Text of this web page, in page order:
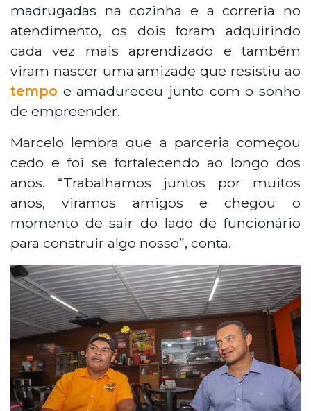
madrugadas na cozinha e a correria no
atendimento, os dois foram adquirindo
cada vez mais aprendizado e também
viram nascer uma amizade que resistiu ao
tempo e amadureceu junto com o sonho
de empreender.
Marcelo lembra que a parceria começou
cedo e foi se fortalecendo ao longo dos
anos. “Trabalhamos juntos por muitos
anos, viramos amigos e chegou o
momento de sair do lado de funcionário
para construir algo nosso”, conta.